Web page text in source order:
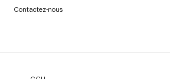
Contactez-nous